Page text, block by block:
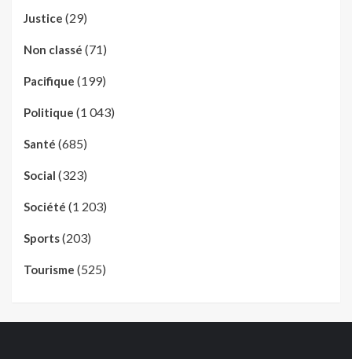
Justice (29)
Non classé (71)
Pacifique (199)
Politique (1 043)
Santé (685)
Social (323)
Société (1 203)
Sports(203)
Tourisme (525)